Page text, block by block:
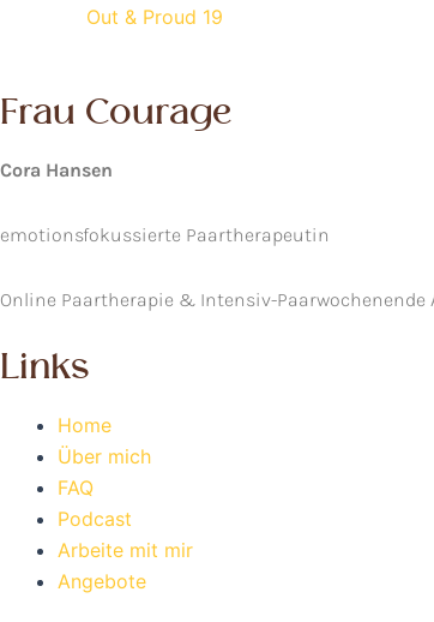
Out & Proud 19
Frau Courage
Cora Hansen
emotionsfokussierte Paartherapeutin
Online Paartherapie & Intensiv-Paarwochenende
Links
Home
Über mich
FAQ
Podcast
Arbeite mit mir
Angebote